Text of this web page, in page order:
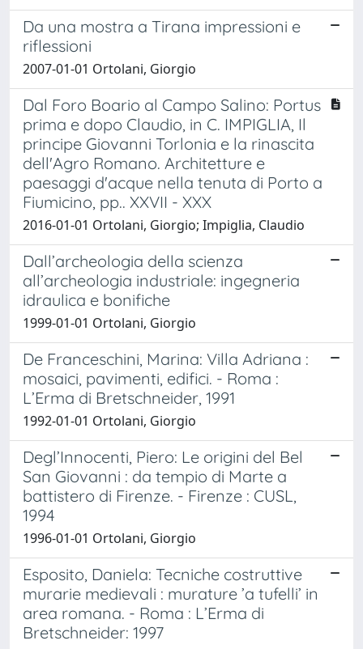
Da una mostra a Tirana impressioni e
riflessioni
2007-01-01 Ortolani, Giorgio
Dal Foro Boario al Campo Salino: Portus
prima e dopo Claudio, in C. IMPIGLIA, Il
principe Giovanni Torlonia e la rinascita
dell'Agro Romano. Architetture e
paesaggi d'acque nella tenuta di Porto a
Fiumicino, pp.. XXVII - XXX
2016-01-01 Ortolani, Giorgio; Impiglia, Claudio
Dall’archeologia della scienza
all’archeologia industriale: ingegneria
idraulica e bonifiche
1999-01-01 Ortolani, Giorgio
De Franceschini, Marina: Villa Adriana :
mosaici, pavimenti, edifici. - Roma :
L’Erma di Bretschneider, 1991
1992-01-01 Ortolani, Giorgio
Degl’Innocenti, Piero: Le origini del Bel
San Giovanni : da tempio di Marte a
battistero di Firenze. - Firenze : CUSL,
1994
1996-01-01 Ortolani, Giorgio
Esposito, Daniela: Tecniche costruttive
murarie medievali : murature ’a tufelli’ in
area romana. - Roma : L’Erma di
Bretschneider: 1997